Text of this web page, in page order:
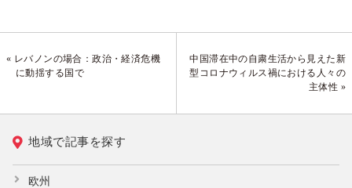
中国滞在中の自粛生活から見えた新
型コロナウィルス禍における人々の
主体性 »
« レバノンの場合：政治・経済危機
に動揺する国で
地域で記事を探す
欧州